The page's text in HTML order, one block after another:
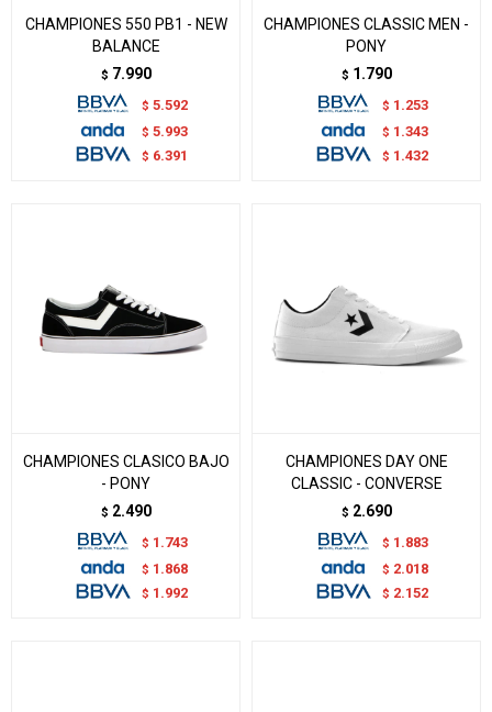
CHAMPIONES 550 PB1 - NEW
BALANCE
$ 7.990
$ 5.592
$ 5.993
$ 6.391
CHAMPIONES CLASSIC MEN -
PONY
$ 1.790
$ 1.253
$ 1.343
$ 1.432
CHAMPIONES CLASICO BAJO
- PONY
$ 2.490
$ 1.743
$ 1.868
$ 1.992
CHAMPIONES DAY ONE
CLASSIC - CONVERSE
$ 2.690
$ 1.883
$ 2.018
$ 2.152